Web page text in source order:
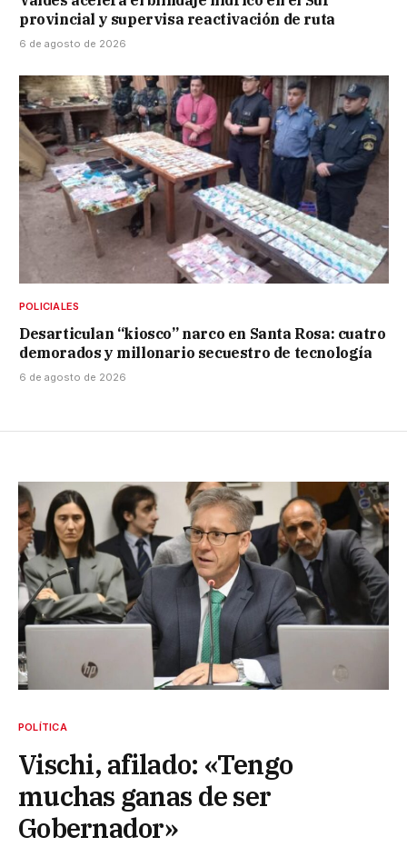
provincial y supervisa reactivación de ruta
6 de agosto de 2026
POLICIALES
Desarticulan “kiosco” narco en Santa Rosa: cuatro
demorados y millonario secuestro de tecnología
6 de agosto de 2026
POLÍTICA
Vischi, afilado: «Tengo
muchas ganas de ser
Gobernador»